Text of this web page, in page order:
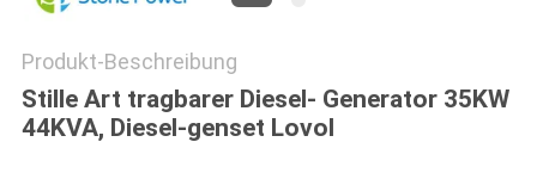
Produkt-Beschreibung
Stille Art tragbarer Diesel- Generator 35KW
44KVA, Diesel-genset Lovol